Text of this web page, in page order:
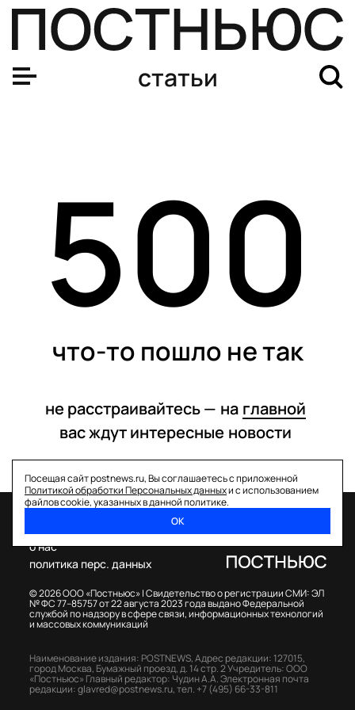
статьи
500
что-то пошло не так
не расстраивайтесь — на главной
вас ждут интересные новости
Посещая сайт postnews.ru, Вы соглашаетесь с приложенной
Политикой обработки Персональных данныхи с использованием
файлов cookie, указанных в данной политике.
ОК
© 2026 ООО «Постньюс» |Свидетельство о регистрации СМИ: ЭЛ
№ ФС 77–85757 от 22 августа 2023 года выдано Федеральной
службой по надзору в сфере связи, информационных технологий
и массовых коммуникаций
о нас
политика перс. данных
Наименование издания: POSTNEWS,Адрес редакции: 127015,
город Москва, Бумажный проезд, д. 14 стр. 2Учредитель: ООО
«Постньюс» Главный редактор: Чудин А.А.Электронная почта
редакции:glavred@postnews.ru,тел. +7 (495) 66-33-811